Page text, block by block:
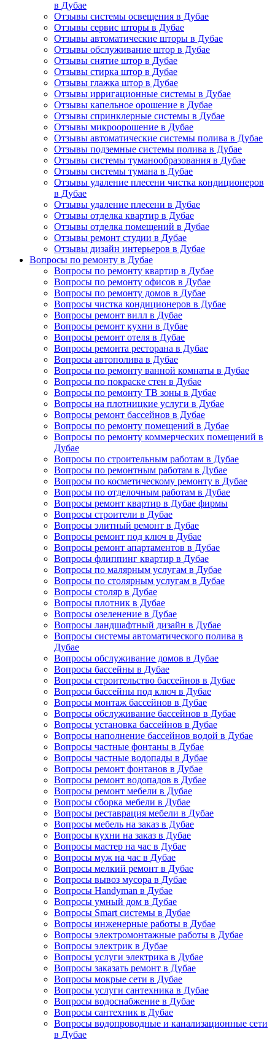
в Дубае
Отзывы системы освещения в Дубае
Отзывы сервис шторы в Дубае
Отзывы автоматические шторы в Дубае
Отзывы обслуживание штор в Дубае
Отзывы снятие штор в Дубае
Отзывы стирка штор в Дубае
Отзывы глажка штор в Дубае
Отзывы ирригационные системы в Дубае
Отзывы капельное орошение в Дубае
Отзывы спринклерные системы в Дубае
Отзывы микроорошение в Дубае
Отзывы автоматические системы полива в Дубае
Отзывы подземные системы полива в Дубае
Отзывы системы туманообразования в Дубае
Отзывы системы тумана в Дубае
Отзывы удаление плесени чистка кондиционеров
в Дубае
Отзывы удаление плесени в Дубае
Отзывы отделка квартир в Дубае
Отзывы отделка помещений в Дубае
Отзывы ремонт студии в Дубае
Отзывы дизайн интерьеров в Дубае
Вопросы по ремонту в Дубае
Вопросы по ремонту квартир в Дубае
Вопросы по ремонту офисов в Дубае
Вопросы по ремонту домов в Дубае
Вопросы чистка кондиционеров в Дубае
Вопросы ремонт вилл в Дубае
Вопросы ремонт кухни в Дубае
Вопросы ремонт отеля в Дубае
Вопросы ремонта ресторана в Дубае
Вопросы автополива в Дубае
Вопросы по ремонту ванной комнаты в Дубае
Вопросы по покраске стен в Дубае
Вопросы по ремонту ТВ зоны в Дубае
Вопросы на плотницкие услуги в Дубае
Вопросы ремонт бассейнов в Дубае
Вопросы по ремонту помещений в Дубае
Вопросы по ремонту коммерческих помещений в
Дубае
Вопросы по строительным работам в Дубае
Вопросы по ремонтным работам в Дубае
Вопросы по косметическому ремонту в Дубае
Вопросы по отделочным работам в Дубае
Вопросы ремонт квартир в Дубае фирмы
Вопросы строители в Дубае
Вопросы элитный ремонт в Дубае
Вопросы ремонт под ключ в Дубае
Вопросы ремонт апартаментов в Дубае
Вопросы флиппинг квартир в Дубае
Вопросы по малярным услугам в Дубае
Вопросы по столярным услугам в Дубае
Вопросы столяр в Дубае
Вопросы плотник в Дубае
Вопросы озеленение в Дубае
Вопросы ландшафтный дизайн в Дубае
Вопросы системы автоматического полива в
Дубае
Вопросы обслуживание домов в Дубае
Вопросы бассейны в Дубае
Вопросы строительство бассейнов в Дубае
Вопросы бассейны под ключ в Дубае
Вопросы монтаж бассейнов в Дубае
Вопросы обслуживание бассейнов в Дубае
Вопросы установка бассейнов в Дубае
Вопросы наполнение бассейнов водой в Дубае
Вопросы частные фонтаны в Дубае
Вопросы частные водопады в Дубае
Вопросы ремонт фонтанов в Дубае
Вопросы ремонт водопадов в Дубае
Вопросы ремонт мебели в Дубае
Вопросы сборка мебели в Дубае
Вопросы реставрация мебели в Дубае
Вопросы мебель на заказ в Дубае
Вопросы кухни на заказ в Дубае
Вопросы мастер на час в Дубае
Вопросы муж на час в Дубае
Вопросы мелкий ремонт в Дубае
Вопросы вывоз мусора в Дубае
Вопросы Handyman в Дубае
Вопросы умный дом в Дубае
Вопросы Smart системы в Дубае
Вопросы инженерные работы в Дубае
Вопросы электромонтажные работы в Дубае
Вопросы электрик в Дубае
Вопросы услуги электрика в Дубае
Вопросы заказать ремонт в Дубае
Вопросы мокрые сети в Дубае
Вопросы услуги сантехника в Дубае
Вопросы водоснабжение в Дубае
Вопросы сантехник в Дубае
Вопросы водопроводные и канализационные сети
в Дубае